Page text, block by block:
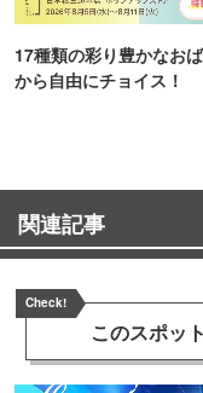
17種類の彩り豊かなお
から自由にチョイス！
関連記事
Check!
このスポッ